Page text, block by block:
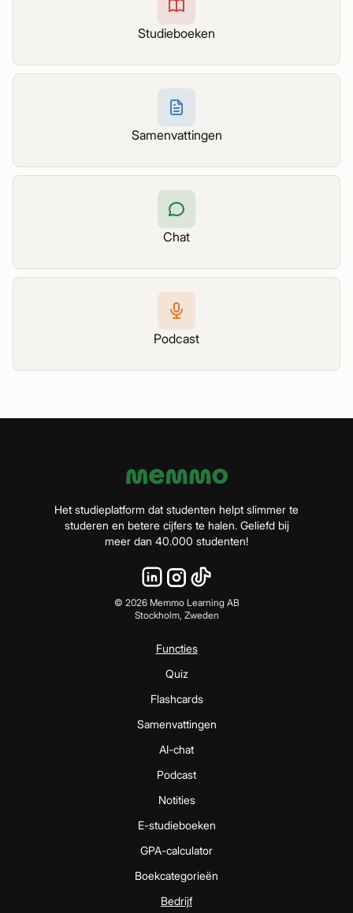
Studieboeken
Samenvattingen
Chat
Podcast
Het studieplatform dat studenten helpt slimmer te
studeren en betere cijfers te halen. Geliefd bij
meer dan 40.000 studenten!
© 2026Memmo Learning AB
Stockholm, Zweden
Functies
Quiz
Flashcards
Samenvattingen
AI-chat
Podcast
Notities
E-studieboeken
GPA-calculator
Boekcategorieën
Bedrijf